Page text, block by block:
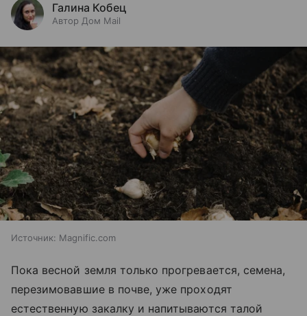
Галина Кобец
Автор Дом Mail
Источник: Magnific.com
Пока весной земля только прогревается, семена,
перезимовавшие в почве, уже проходят
естественную закалку и напитываются талой